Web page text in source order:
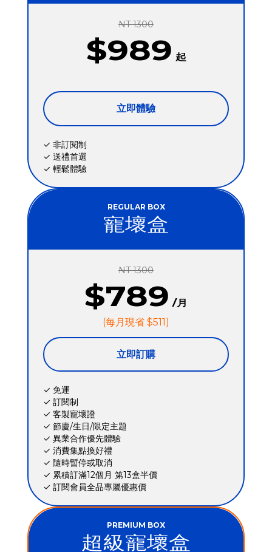
NT 1300
$989 起
立即體驗
✓ 非訂閱制
✓ 送禮首選
✓ 輕鬆體驗
REGULAR BOX
寵壞盒
NT 1300
$789 /月
(每月現省 $511)
立即訂購
✓ 免運
✓ 訂閱制
✓ 客製寵壞證
✓ 節慶/生日/限定主題
✓ 異業合作優先體驗
✓ 消費集點換好禮
✓ 隨時暫停或取消
✓ 累積訂滿12個月 第13盒半價
✓ 訂閱會員全品專屬優惠價
PREMIUM BOX
超級寵壞盒